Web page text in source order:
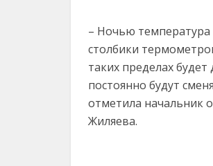
– Ночью температура
столбики
таких пределах
постоянно будут
отметила начальник
Жиляева.